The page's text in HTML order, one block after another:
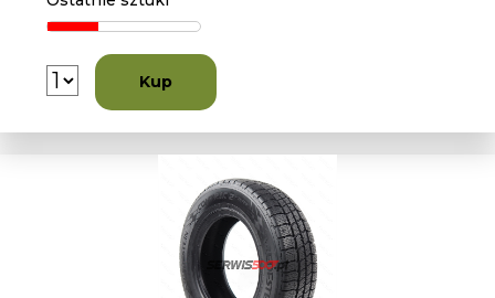
Kup